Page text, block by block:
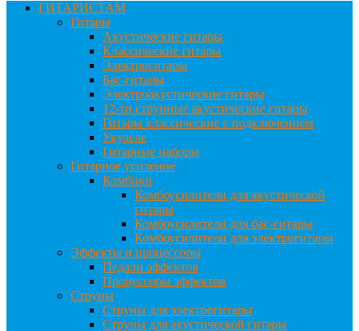
ГИТАРИСТАМ
Гитары
Акустические гитары
Классические гитары
Электрогитары
Бас-гитары
Электроакустические гитары
12-ти струнные акустические гитары
Гитары классические с подключением
Укулеле
Гитарные наборы
Гитарное усиление
Комбики
Комбоусилители для акустической
гитары
Комбоусилители для бас-гитары
Комбоусилители для электрогитары
Эффекты и процессоры
Педали эффектов
Процессоры эффектов
Струны
Струны для электрогитары
Струны для акустической гитары